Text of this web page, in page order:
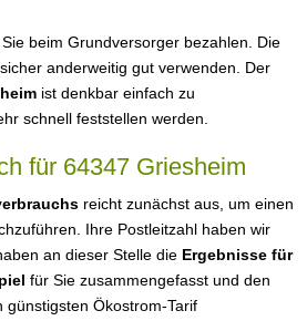
beim Grundversorger bezahlen. Die
anderweitig gut verwenden. Der
ist denkbar einfach zu
schnell feststellen werden.
für 64347 Griesheim
reicht zunächst aus, um einen
Ihre Postleitzahl haben wir
an dieser Stelle die Ergebnisse für
für Sie zusammengefasst und den
Ökostrom-Tarif